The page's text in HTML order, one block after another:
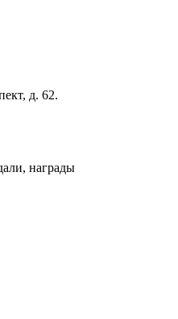
д. 62.
награды